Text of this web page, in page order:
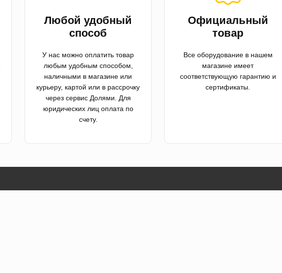
Любой удобный
способ
У нас можно оплатить товар
любым удобным способом,
наличными в магазине или
курьеру, картой или в рассрочку
через сервис Долями. Для
юридических лиц оплата по
счету.
Официальный
товар
Все оборудование в нашем
магазине имеет
соответствующую гарантию и
сертификаты.